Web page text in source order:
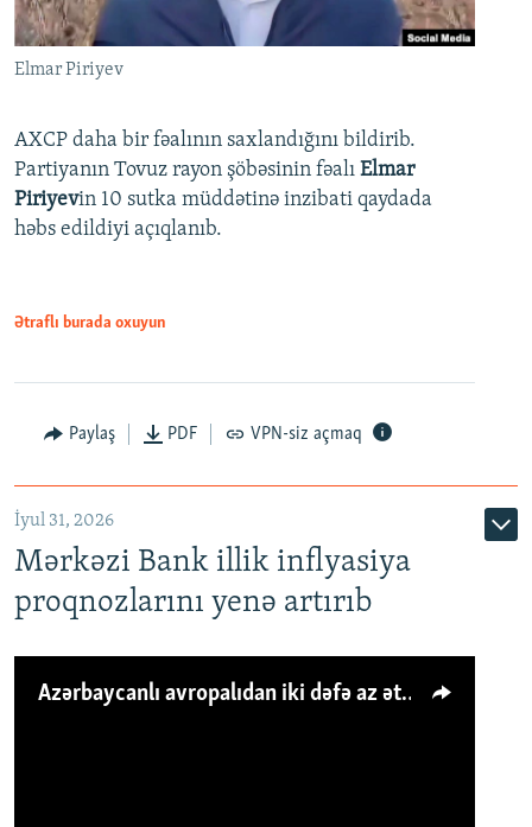
Elmar Piriyev
AXCP daha bir fəalının saxlandığını bildirib.
Partiyanın Tovuz rayon şöbəsinin fəalı Elmar
Piriyevin 10 sutka müddətinə inzibati qaydada
həbs edildiyi açıqlanıb.
Ətraflı burada oxuyun
Paylaş PDF VPN-siz açmaq
İyul 31, 2026
Mərkəzi Bank illik inflyasiya
proqnozlarını yenə artırıb
Azərbaycanlı avropalıdan iki dəfə az ət yeyir, amma... 'Qiymət artımı qaçılmazdır'